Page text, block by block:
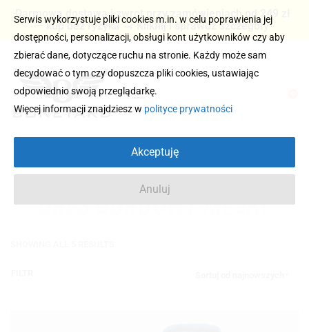
Darmowa dostawa i zwrot przy zamówieniach od 249 zł
– kup bez ryzyka → Kliknij i sprawdź szczegóły
DRES BORDOWY MĘSKI
Serwis wykorzystuje pliki cookies m.in. w celu poprawienia jej
dostępności, personalizacji, obsługi kont użytkowników czy aby
zbierać dane, dotyczące ruchu na stronie. Każdy może sam
decydować o tym czy dopuszcza pliki cookies, ustawiając
odpowiednio swoją przeglądarkę.
Więcej informacji znajdziesz w polityce prywatności
Akceptuję
Anuluj